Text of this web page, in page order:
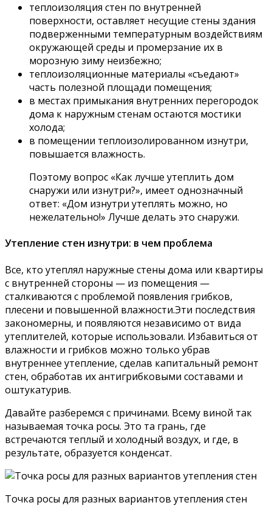
теплоизоляция стен по внутренней
поверхности, оставляет несущие стены здания
подверженными температурным воздействиям
окружающей среды и промерзание их в
морозную зиму неизбежно;
теплоизоляционные материалы «съедают»
часть полезной площади помещения;
в местах примыкания внутренних перегородок
дома к наружным стенам остаются мостики
холода;
в помещении теплоизолированном изнутри,
повышается влажность.
Поэтому вопрос «Как лучше утеплить дом
снаружи или изнутри?», имеет однозначный
ответ: «Дом изнутри утеплять можно, но
нежелательно!» Лучше делать это снаружи.
Утепление стен изнутри: в чем проблема
Все, кто утеплял наружные стены дома или квартиры
с внутренней стороны — из помещения —
сталкиваются с проблемой появления грибков,
плесени и повышенной влажности.Эти последствия
закономерны, и появляются независимо от вида
утеплителей, которые использовали. Избавиться от
влажности и грибков можно только убрав
внутреннее утепление, сделав капитальный ремонт
стен, обработав их антигрибковыми составами и
оштукатурив.
Давайте разберемся с причинами. Всему виной так
называемая точка росы. Это та грань, где
встречаются теплый и холодный воздух, и где, в
результате, образуется конденсат.
Точка росы для разных вариантов утепления стен